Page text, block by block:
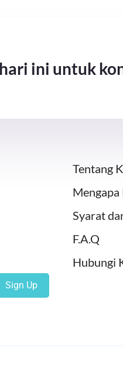
ini untuk
Sign Up
Tentang
Mengapa
Syarat
F.A.Q
Hubungi